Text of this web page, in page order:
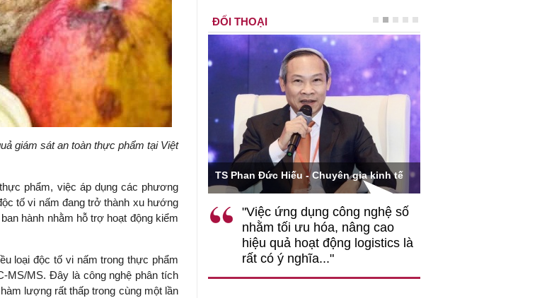
giám sát an toàn thực phẩm tại Việt
phẩm, việc áp dụng các phương
tố vi nấm đang trở thành xu hướng
hành nhằm hỗ trợ hoạt động kiểm
loại độc tố vi nấm trong thực phẩm
MS/MS. Đây là công nghệ phân tích
lượng rất thấp trong cùng một lần
ĐỐI THOẠI
Việc sử dụng hiệu quả chính
sách tài khóa không chỉ mang ý
đóng vai trò tạo nền tảng cho
tăng trưởng bền vững dài hạn.
TS Phan Đức Hiếu - Chuyên gia kinh tế
"Việc ứng dụng công nghệ số
nhằm tối ưu hóa, nâng cao
hiệu quả hoạt động logistics là
rất có ý nghĩa..."